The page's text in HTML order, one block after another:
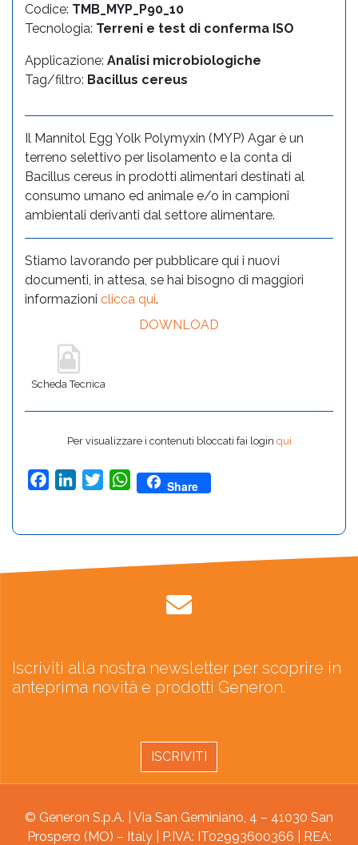
Codice: TMB_MYP_P90_10
Tecnologia: Terreni e test di conferma ISO
Applicazione: Analisi microbiologiche
Tag/filtro: Bacillus cereus
Il Mannitol Egg Yolk Polymyxin (MYP) Agar è un
terreno selettivo per lisolamento e la conta di
Bacillus cereus in prodotti alimentari destinati al
consumo umano ed animale e/o in campioni
ambientali derivanti dal settore alimentare.
Stiamo lavorando per pubblicare qui i nuovi
documenti, in attesa, se hai bisogno di maggiori
informazioni clicca qui.
DOWNLOAD
Scheda Tecnica
Per visualizzare i contenuti bloccati fai login qui
FacebookLinkedInTwitterWhatsApp
Share
Iscriviti alla nostra newsletter per scoprire in
anteprima novità e prodotti Generon.
ISCRIVITI
© Generon S.p.A. | Via San Geminiano, 4 – 41030 San
Prospero (MO) – Italy | P.IVA: IT02993600366 | REA: